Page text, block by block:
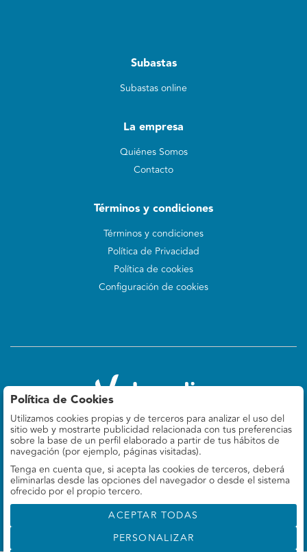
Subastas
Subastas online
La empresa
Quiénes Somos
Contacto
Términos y condiciones
Términos y condiciones
Política de Privacidad
Política de cookies
Configuración de cookies
Valoralia
Felipe IV 9, 5º Izq
28014 Madrid, ES
660 78 69 37
info@valoralia.es
Política de Cookies
Utilizamos cookies propias y de terceros para analizar el uso del
sitio web y mostrarte publicidad relacionada con tus preferencias
sobre la base de un perfil elaborado a partir de tus hábitos de
navegación (por ejemplo, páginas visitadas).
Tenga en cuenta que, si acepta las cookies de terceros, deberá
eliminarlas desde las opciones del navegador o desde el sistema
ofrecido por el propio tercero.
ACEPTAR TODAS
PERSONALIZAR